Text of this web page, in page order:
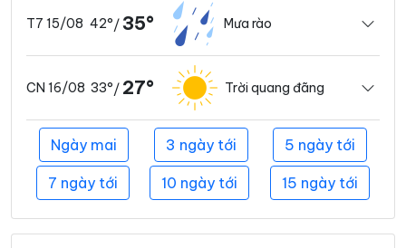
T7 15/08 42°/ 35° Mưa rào
CN 16/08 33°/ 27° Trời quang đãng
Ngày mai 3 ngày tới 5 ngày tới
7 ngày tới 10 ngày tới 15 ngày tới